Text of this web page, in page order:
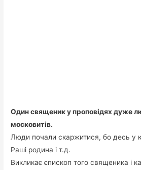
Один священик у проповідях дуже
московитів.
Люди почали скаржитися, бо десь у
Раші родина і т.д.
Викликає єпископ того священика і